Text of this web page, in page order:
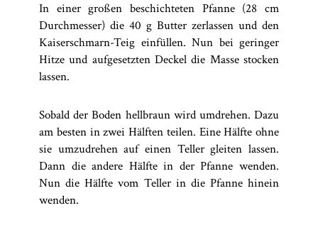
In einer großen beschichteten Pfanne (28 cm
Durchmesser) die 40 g Butter zerlassen und den
Kaiserschmarn-Teig einfüllen. Nun bei geringer
Hitze und aufgesetzten Deckel die Masse stocken
lassen.
Sobald der Boden hellbraun wird umdrehen. Dazu
am besten in zwei Hälften teilen. Eine Hälfte ohne
sie umzudrehen auf einen Teller gleiten lassen.
Dann die andere Hälfte in der Pfanne wenden.
Nun die Hälfte vom Teller in die Pfanne hinein
wenden.